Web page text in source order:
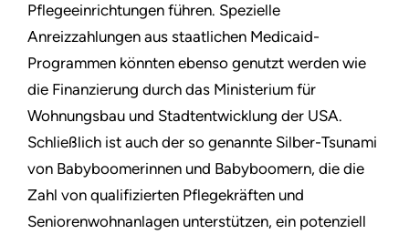
Pflegeeinrichtungen führen. Spezielle
Anreizzahlungen aus staatlichen Medicaid-
Programmen könnten ebenso genutzt werden wie
die Finanzierung durch das Ministerium für
Wohnungsbau und Stadtentwicklung der USA.
Schließlich ist auch der so genannte Silber-Tsunami
von Babyboomerinnen und Babyboomern, die die
Zahl von qualifizierten Pflegekräften und
Seniorenwohnanlagen unterstützen, ein potenziell